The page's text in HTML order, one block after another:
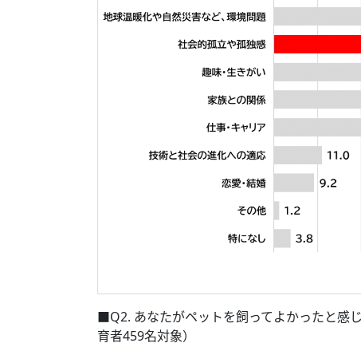
■Q2. あなたがペットを飼ってよかったと感
育者459名対象）